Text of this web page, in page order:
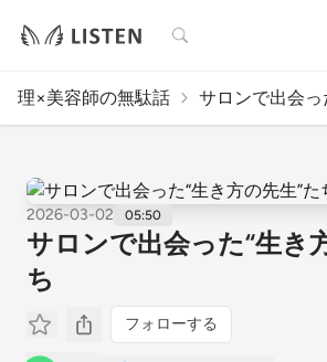
検索
理×美容師の無駄話 サロンで出会っ
2026-03-02 05:50
サロンで出会った“生き
ち
フォローする